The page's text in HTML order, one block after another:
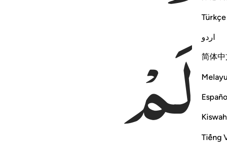
Türkçe
اردو
简体中
Melayu
Tiếng
وَلَمْ